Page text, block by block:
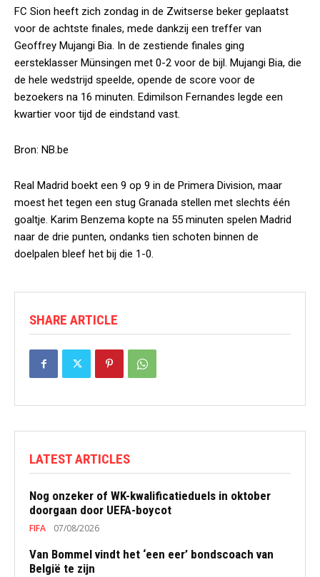
FC Sion heeft zich zondag in de Zwitserse beker geplaatst
voor de achtste finales, mede dankzij een treffer van
Geoffrey Mujangi Bia. In de zestiende finales ging
eersteklasser Münsingen met 0-2 voor de bijl. Mujangi Bia, die
de hele wedstrijd speelde, opende de score voor de
bezoekers na 16 minuten. Edimilson Fernandes legde een
kwartier voor tijd de eindstand vast.
Bron: NB.be
Real Madrid boekt een 9 op 9 in de Primera Division, maar
moest het tegen een stug Granada stellen met slechts één
goaltje. Karim Benzema kopte na 55 minuten spelen Madrid
naar de drie punten, ondanks tien schoten binnen de
doelpalen bleef het bij die 1-0.
SHARE ARTICLE
LATEST ARTICLES
Nog onzeker of WK-kwalificatieduels in oktober
doorgaan door UEFA-boycot
FIFA 07/08/2026
Van Bommel vindt het ‘een eer’ bondscoach van
België te zijn